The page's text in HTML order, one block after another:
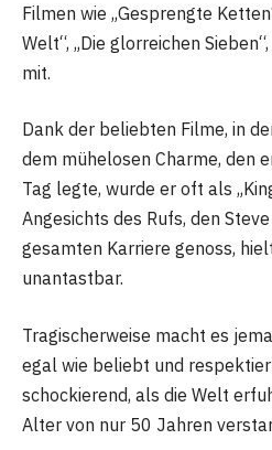
Filmen wie „Gesprengte
Welt“, „Die glorreichen
mit.
Dank der beliebten Filme, in
dem mühelosen Charme, den
Tag legte, wurde er oft als
Angesichts des Rufs, den
gesamten Karriere genoss,
unantastbar.
Tragischerweise macht es
egal wie beliebt und
schockierend, als die Welt
Alter von nur 50 Jahren